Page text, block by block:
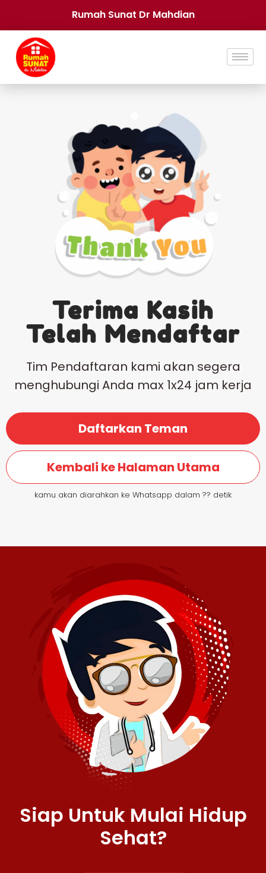
Rumah Sunat Dr Mahdian
Terima Kasih
Telah Mendaftar
Tim Pendaftaran kami akan segera
menghubungi Anda max 1x24 jam kerja
Daftarkan Teman
Kembali ke Halaman Utama
kamu akan diarahkan ke Whatsapp dalam ?? detik
Siap Untuk Mulai Hidup
Sehat?